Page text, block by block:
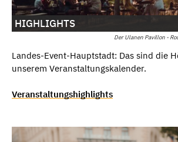
Der Ulanen Pavillon -
HIGHLIGHTS
Landes-Event-Hauptstadt: Das sind die
unserem Veranstaltungskalender.
Veranstaltungshighlights